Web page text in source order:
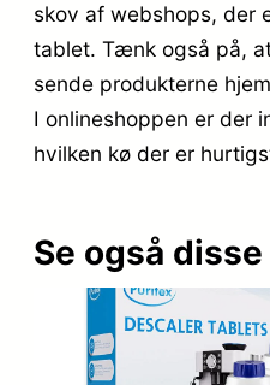
skov af webshops, der
tablet. Tænk også på,
sende produkterne
I onlineshoppen er der
hvilken kø der er
Se også